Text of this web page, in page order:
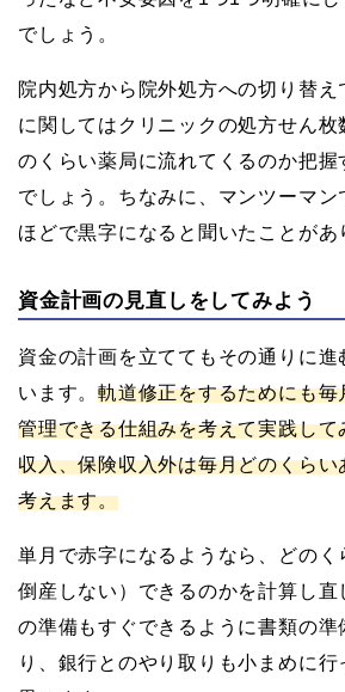
でしょう。
院内処方から院外処方への切り替え
に関してはクリニックの処方せん
のくらい薬局に流れてくるのか把握
でしょう。ちなみに、マンツーマ
ほどで黒字になると聞いたことがあ
資金計画の見直しをしてみよう
資金の計画を立ててもその通りに進
います。軌道修正をするためにも毎
管理できる仕組みを考えて実践して
収入、保険収入外は毎月どのくらい
考えます。
単月で赤字になるようなら、どのく
倒産しない）できるのかを計算し直
の準備もすぐできるように書類の準
り、銀行とのやり取りも小まめに行